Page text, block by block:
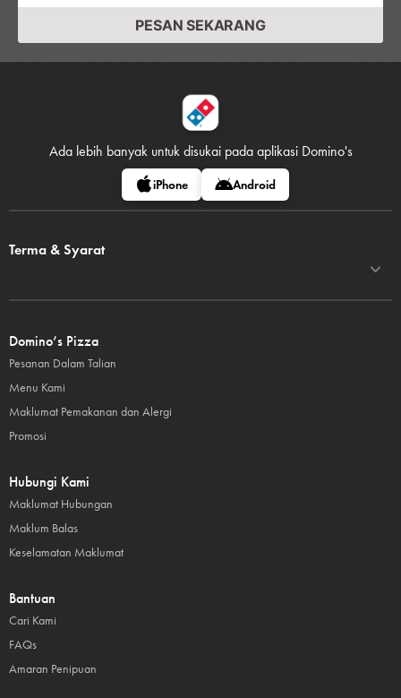
PESAN SEKARANG
Ada lebih banyak untuk disukai pada aplikasi Domino's
iPhone Android
Terma & Syarat
Domino’s Pizza
Pesanan Dalam Talian
Menu Kami
Maklumat Pemakanan dan Alergi
Promosi
Hubungi Kami
Maklumat Hubungan
Maklum Balas
Keselamatan Maklumat
Bantuan
Cari Kami
FAQs
Amaran Penipuan